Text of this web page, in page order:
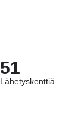
51
Lähetyskenttiä